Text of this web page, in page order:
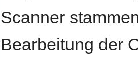
Scanner
Bearbeitung der